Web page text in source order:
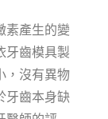
素產生的變
牙齒模具製
，沒有異物
牙齒本身缺